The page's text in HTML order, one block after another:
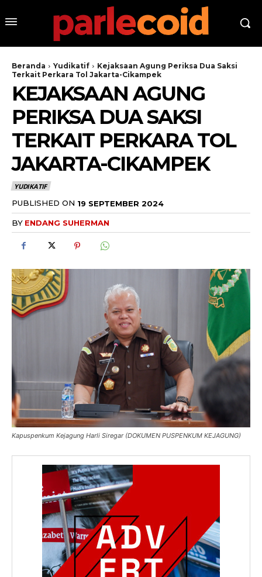
Beranda Yudikatif
Kejaksaan Agung Periksa Dua Saksi
Terkait Perkara Tol Jakarta-Cikampek
KEJAKSAAN AGUNG
PERIKSA DUA SAKSI
TERKAIT PERKARA TOL
JAKARTA-CIKAMPEK
YUDIKATIF
PUBLISHED ON 19 SEPTEMBER 2024
BY ENDANG SUHERMAN
Kapuspenkum Kejagung Harli Siregar (DOKUMEN PUSPENKUM KEJAGUNG)